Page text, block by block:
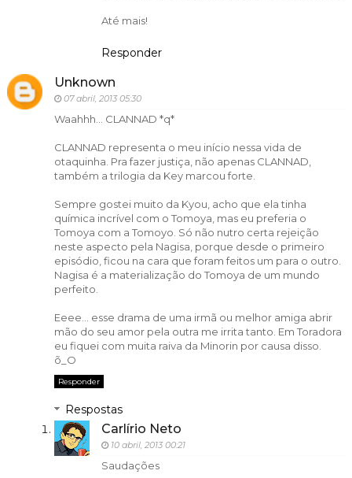
Até mais!
Responder
Unknown
07 abril, 2013 05:30
Waahhh... CLANNAD *q*
CLANNAD representa o meu início nessa vida de
otaquinha. Pra fazer justiça, não apenas CLANNAD,
também a trilogia da Key marcou forte.
Sempre gostei muito da Kyou, acho que ela tinha
química incrível com o Tomoya, mas eu preferia o
Tomoya com a Tomoyo. Só não nutro certa rejeição
neste aspecto pela Nagisa, porque desde o primeiro
episódio, ficou na cara que foram feitos um para o outro.
Nagisa é a materialização do Tomoya de um mundo
perfeito.
Eeee... esse drama de uma irmã ou melhor amiga abrir
mão do seu amor pela outra me irrita tanto. Em Toradora
eu fiquei com muita raiva da Minorin por causa disso.
õ_O
Responder
Respostas
Carlírio Neto
10 abril, 2013 00:21
Saudações